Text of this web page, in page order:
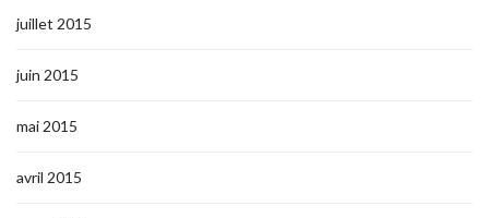
juillet 2015
juin 2015
mai 2015
avril 2015